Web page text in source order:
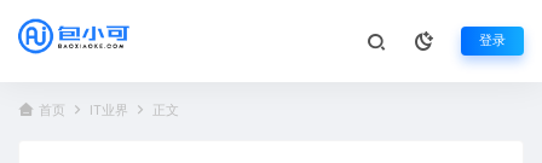
登录
首页 IT业界 正文